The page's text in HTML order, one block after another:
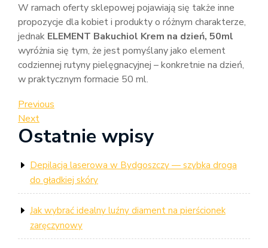
W ramach oferty sklepowej pojawiają się także inne
propozycje dla kobiet i produkty o różnym charakterze,
jednak ELEMENT Bakuchiol Krem na dzień, 50ml
wyróżnia się tym, że jest pomyślany jako element
codziennej rutyny pielęgnacyjnej – konkretnie na dzień,
w praktycznym formacie 50 ml.
Nawigacja
wpisu
Previous
Post
Previous
Next
Post
Next
Ostatnie wpisy
Depilacja laserowa w Bydgoszczy — szybka droga
do gładkiej skóry
Jak wybrać idealny luźny diament na pierścionek
zaręczynowy